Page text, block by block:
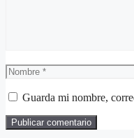
Nombre
Guarda mi nombre,